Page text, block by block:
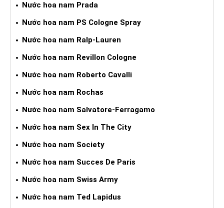
Nước hoa nam Prada
Nước hoa nam PS Cologne Spray
Nước hoa nam Ralp-Lauren
Nước hoa nam Revillon Cologne
Nước hoa nam Roberto Cavalli
Nước hoa nam Rochas
Nước hoa nam Salvatore-Ferragamo
Nước hoa nam Sex In The City
Nước hoa nam Society
Nước hoa nam Succes De Paris
Nước hoa nam Swiss Army
Nước hoa nam Ted Lapidus